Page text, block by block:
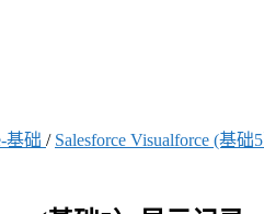
基础 / Salesforce Visualforce (基